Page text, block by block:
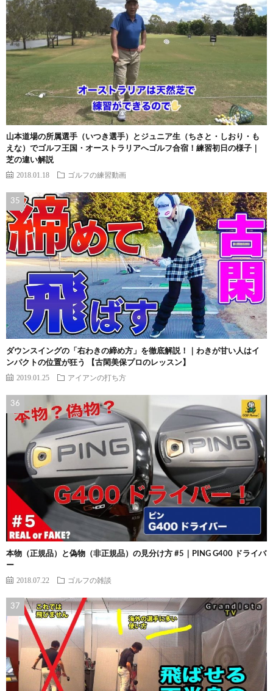
山本道場の所属選手（いつき選手）とジュニア生（ちさと・しおり・も
えな）でゴルフ王国・オーストラリアへゴルフ合宿！練習初日の様子｜
芝の違い解説
2018.01.18 ゴルフの練習動画
ダウンスイングの「右わきの締め方」を徹底解説！｜わきが甘い人はイ
ンパクトの位置が狂う 【古閑美保プロのレッスン】
2019.01.25 アイアンの打ち方
本物（正規品）と偽物（非正規品）の見分け方 #5｜PING G400 ドライバ
ー
2018.07.22 ゴルフの雑談